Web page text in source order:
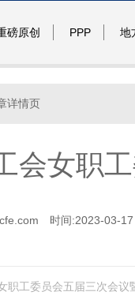
磅原创 PPP 地
详情页
会女职
时间:2023-03-
职工委员会五届三次会